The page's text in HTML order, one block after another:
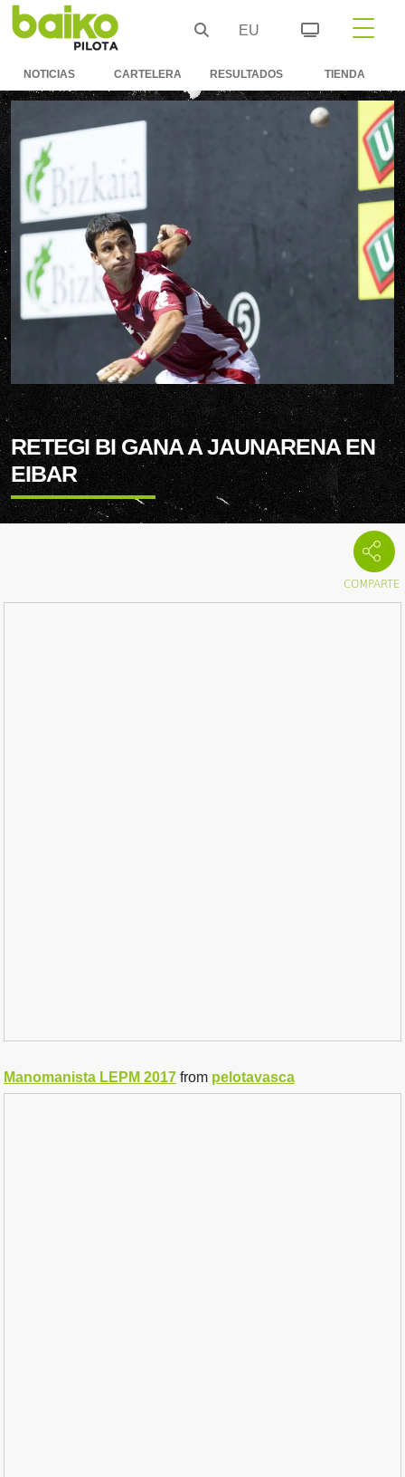
EU
NOTICIAS CARTELERA RESULTADOS TIENDA
RETEGI BI GANA A JAUNARENA EN
EIBAR
Manomanista LEPM 2017 from pelotavasca